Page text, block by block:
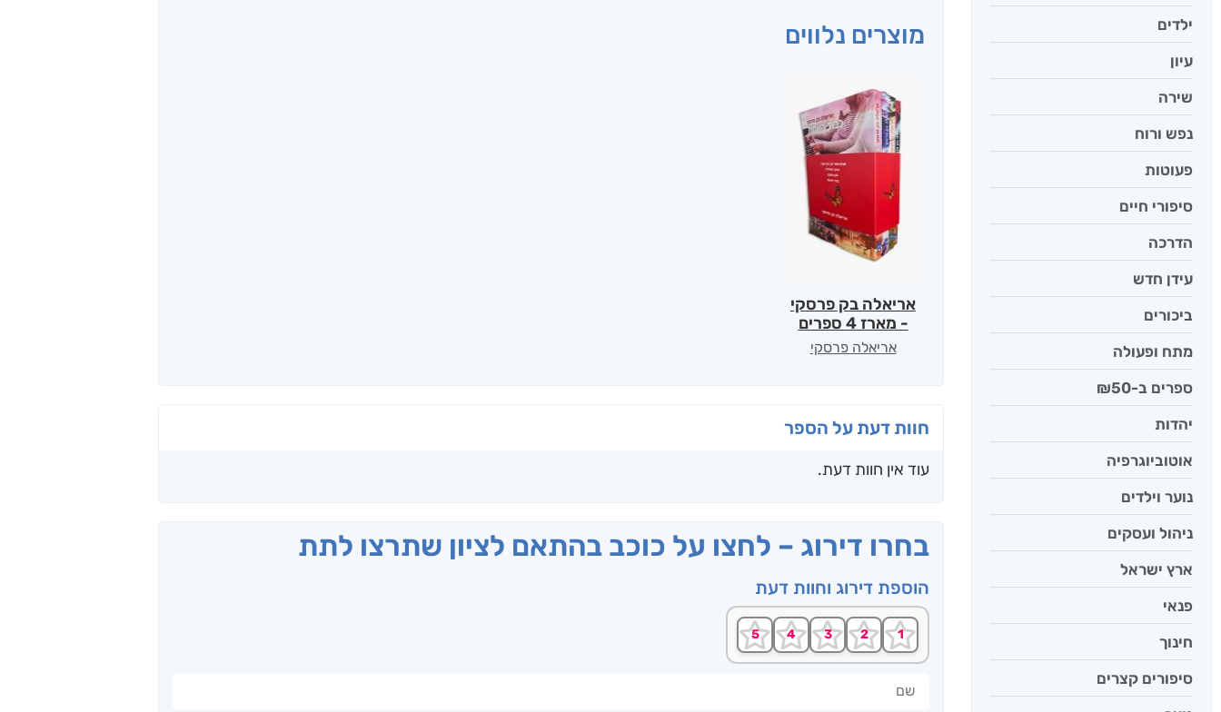
ילדים
עיון
שירה
נפש ורוח
פעוטות
סיפורי חיים
הדרכה
עידן חדש
ביכורים
מתח ופעולה
ספרים ב-₪50
יהדות
אוטוביוגרפיה
נוער וילדים
ניהול ועסקים
ארץ ישראל
פנאי
חינוך
סיפורים קצרים
מוצרים נלווים
אריאלה בק פרסקי
- מארז 4 ספרים
אריאלה פרסקי
חוות דעת על הספר
עוד אין חוות דעת.
בחרו דירוג – לחצו על כוכב בהתאם לציון שתרצו לתת
הוספת דירוג וחוות דעת